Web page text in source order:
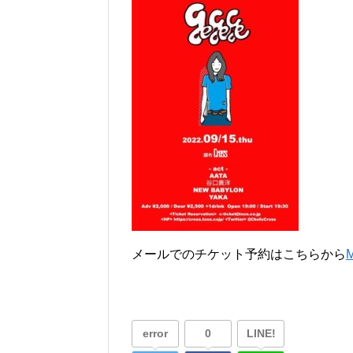
メールでのチケット予約はこちらから
error 0 LINE!